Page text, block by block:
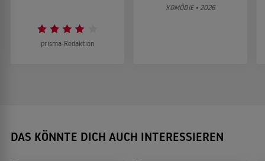
prisma-Redaktion
KOMÖDIE • 2026
DAS KÖNNTE DICH AUCH INTERESSIEREN